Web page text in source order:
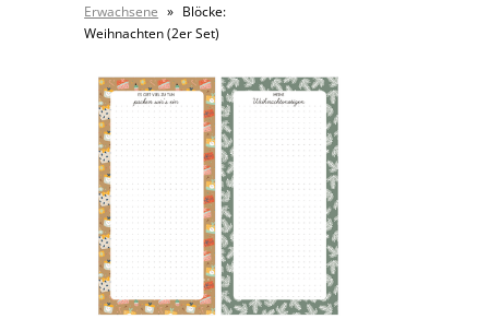
Erwachsene » Blöcke:
Weihnachten (2er Set)